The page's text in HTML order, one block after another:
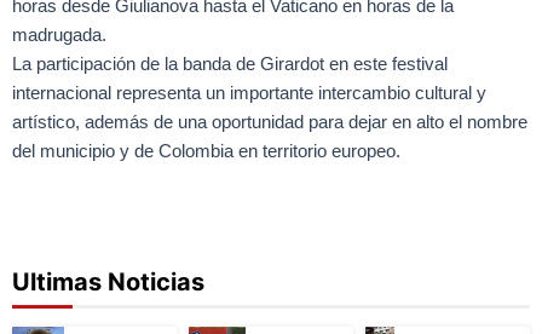
horas desde Giulianova hasta el Vaticano en horas de la
madrugada.
La participación de la banda de Girardot en este festival
internacional representa un importante intercambio cultural y
artístico, además de una oportunidad para dejar en alto el nombre
del municipio y de Colombia en territorio europeo.
Ultimas Noticias